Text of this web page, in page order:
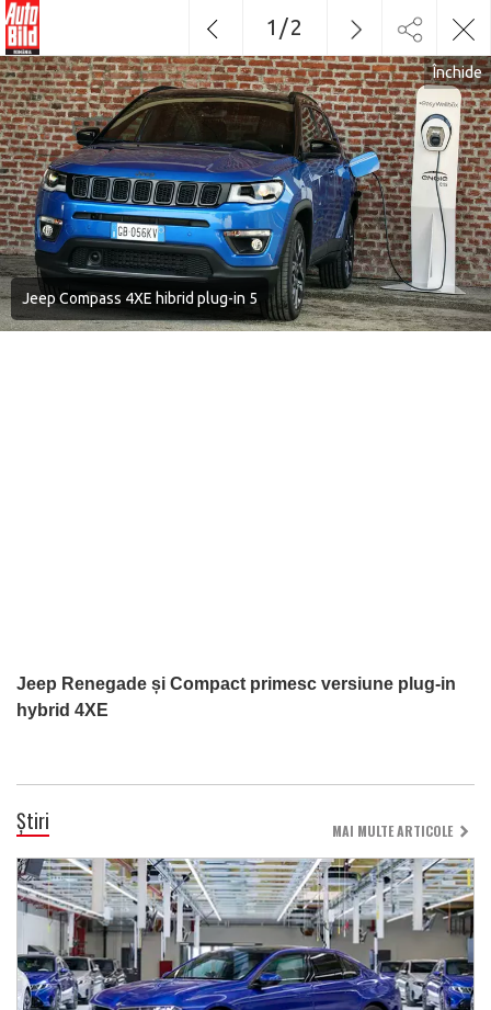
Jeep Compass 4XE hibrid plug-in 5
Jeep Renegade și Compact primesc versiune plug-in
hybrid 4XE
Închide
1 /2
Știri MAI MULTE ARTICOLE